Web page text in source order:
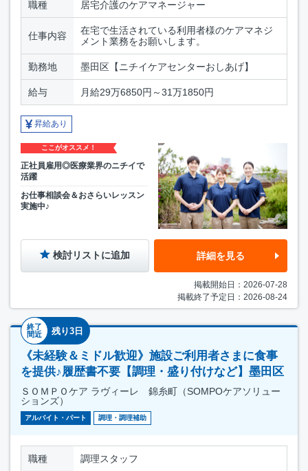
職種 居宅介護のケアマネージャー
仕事内容
在宅で生活されている利用者様のケアマネジ
メント業務をお願いします。
勤務地 墨田区【ニチイケアセンターおしあげ】
給与 月給29万6850円～31万1850円
昇給あり
ここがオススメ！
正社員雇用◎医療業界のニチイで
活躍
お仕事相談会＆おさらいレッスン
実施中♪
検討リストに追加 詳細を見る
掲載開始日：2026-07-28
掲載終了予定日：2026-08-24
終了
間近
残り3日
《未経験＆ミドル歓迎》施設ご利用者さまに食事
を提供♪履歴書不要【調理・盛り付けなど】墨田区
ＳＯＭＰＯケア ラヴィーレ 錦糸町（SOMPOケアソリュー
ションズ）
アルバイト・パート 調理・調理補助
職種 調理スタッフ